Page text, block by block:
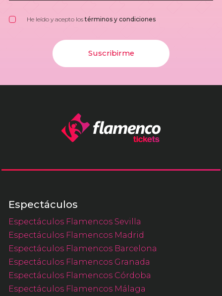
He leído y acepto lostérminos y condiciones
Suscribirme
Espectáculos
Espectáculos Flamencos Sevilla
Espectáculos Flamencos Madrid
Espectáculos Flamencos Barcelona
Espectáculos Flamencos Granada
Espectáculos Flamencos Córdoba
Espectáculos Flamencos Málaga